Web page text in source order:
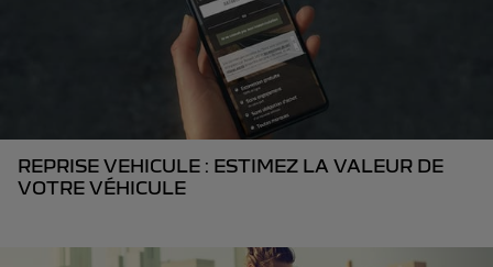
REPRISE VEHICULE : ESTIMEZ LA VALEUR DE
VOTRE VÉHICULE